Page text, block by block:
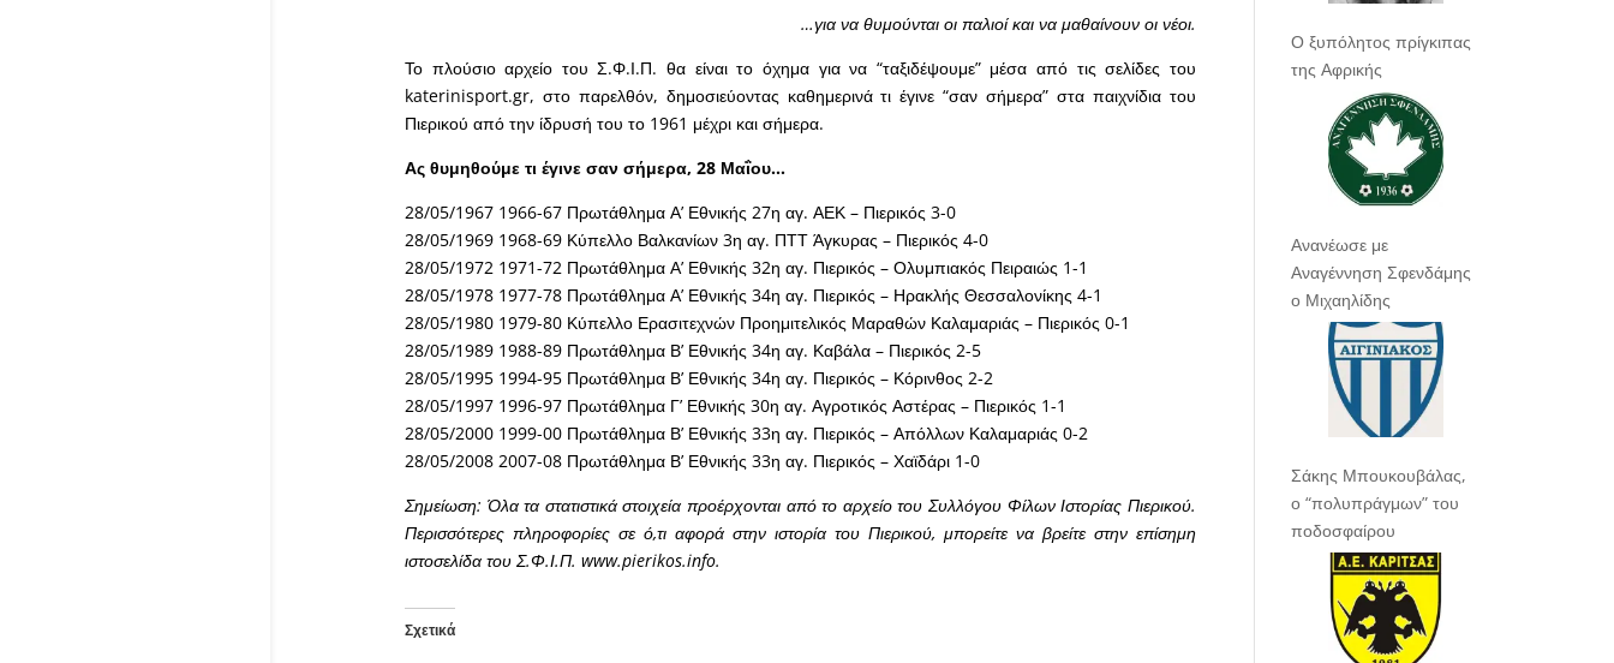
…για να θυμούνται οι παλιοί και να μαθαίνουν οι νέοι.
Το πλούσιο αρχείο του Σ.Φ.Ι.Π. θα είναι το όχημα για να “ταξιδέψουμε” μέσα από τις σελίδες του
katerinisport.gr, στο παρελθόν, δημοσιεύοντας καθημερινά τι έγινε “σαν σήμερα” στα παιχνίδια του
Πιερικού από την ίδρυσή του το 1961 μέχρι και σήμερα.
Ας θυμηθούμε τι έγινε σαν σήμερα, 28 Μαΐου…
28/05/1967 1966-67 Πρωτάθλημα Α’ Εθνικής 27η αγ. ΑΕΚ – Πιερικός 3-0
28/05/1969 1968-69 Κύπελλο Βαλκανίων 3η αγ. ΠΤΤ Άγκυρας – Πιερικός 4-0
28/05/1972 1971-72 Πρωτάθλημα Α’ Εθνικής 32η αγ. Πιερικός – Ολυμπιακός Πειραιώς 1-1
28/05/1978 1977-78 Πρωτάθλημα Α’ Εθνικής 34η αγ. Πιερικός – Ηρακλής Θεσσαλονίκης 4-1
28/05/1980 1979-80 Κύπελλο Ερασιτεχνών Προημιτελικός Μαραθών Καλαμαριάς – Πιερικός 0-1
28/05/1989 1988-89 Πρωτάθλημα Β’ Εθνικής 34η αγ. Καβάλα – Πιερικός 2-5
28/05/1995 1994-95 Πρωτάθλημα Β’ Εθνικής 34η αγ. Πιερικός – Κόρινθος 2-2
28/05/1997 1996-97 Πρωτάθλημα Γ’ Εθνικής 30η αγ. Αγροτικός Αστέρας – Πιερικός 1-1
28/05/2000 1999-00 Πρωτάθλημα Β’ Εθνικής 33η αγ. Πιερικός – Απόλλων Καλαμαριάς 0-2
28/05/2008 2007-08 Πρωτάθλημα Β’ Εθνικής 33η αγ. Πιερικός – Χαϊδάρι 1-0
Σημείωση: Όλα τα στατιστικά στοιχεία προέρχονται από το αρχείο του Συλλόγου Φίλων Ιστορίας Πιερικού.
Περισσότερες πληροφορίες σε ό,τι αφορά στην ιστορία του Πιερικού, μπορείτε να βρείτε στην επίσημη
ιστοσελίδα του Σ.Φ.Ι.Π. www.pierikos.info.
Σχετικά
Ο ξυπόλητος πρίγκιπας
της Αφρικής
Ανανέωσε με
Αναγέννηση Σφενδάμης
ο Μιχαηλίδης
Σάκης Μπουκουβάλας,
ο “πολυπράγμων” του
ποδοσφαίρου